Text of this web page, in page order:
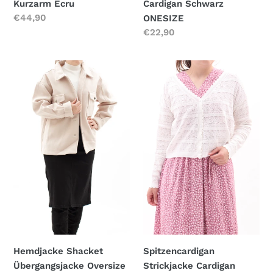
Kurzarm Ecru
Normaler
€44,90
Cardigan Schwarz
ONESIZE
Normaler
€22,90
Hemdjacke
Shacket
Übergangsjacke
Oversize
Hemdjacke Shacket
Übergangsjacke Oversize
Spitzencardigan
Strickjacke
Cardigan
Spitzencardigan
Strickjacke Cardigan